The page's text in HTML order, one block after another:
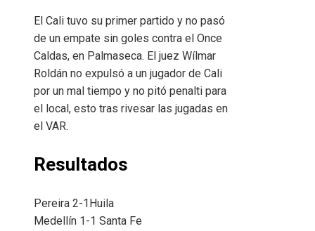
El Cali tuvo su primer partido y no pasó
de un empate sin goles contra el Once
Caldas, en Palmaseca. El juez Wílmar
Roldán no expulsó a un jugador de Cali
por un mal tiempo y no pitó penalti para
el local, esto tras rivesar las jugadas en
el VAR.
Resultados
Pereira 2-1Huila
Medellín 1-1 Santa Fe